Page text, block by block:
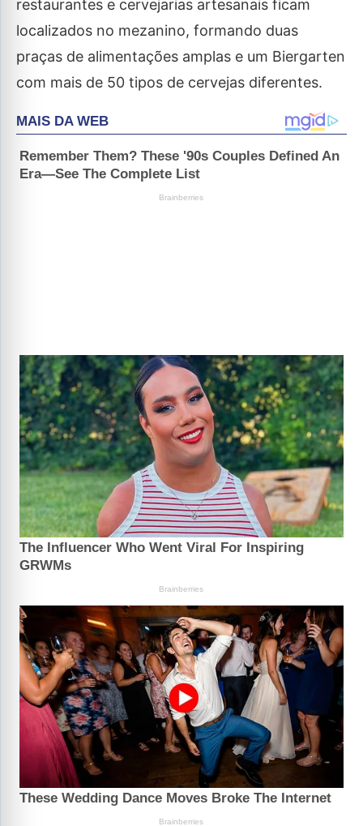
restaurantes e cervejarias artesanais ficam
localizados no mezanino, formando duas
praças de alimentações amplas e um Biergarten
com mais de 50 tipos de cervejas diferentes.